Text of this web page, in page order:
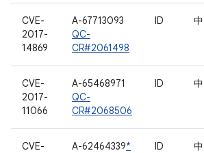
CVE-
2017-
14869
A-67713093
QC-
CR#2061498
ID 中
CVE-
2017-
11066
A-65468971
QC-
CR#2068506
ID 中
CVE-
A-62464339*
ID 中